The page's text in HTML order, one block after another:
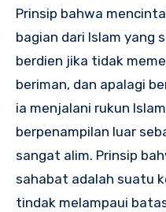
Prinsip bahwa
bagian dari Islam yang
berdien jika tidak
beriman, dan apalagi
ia menjalani rukun
berpenampilan luar
sangat alim. Prinsip
sahabat adalah suatu
tindak melampaui